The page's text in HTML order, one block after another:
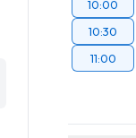
10:00
10:30
11:00